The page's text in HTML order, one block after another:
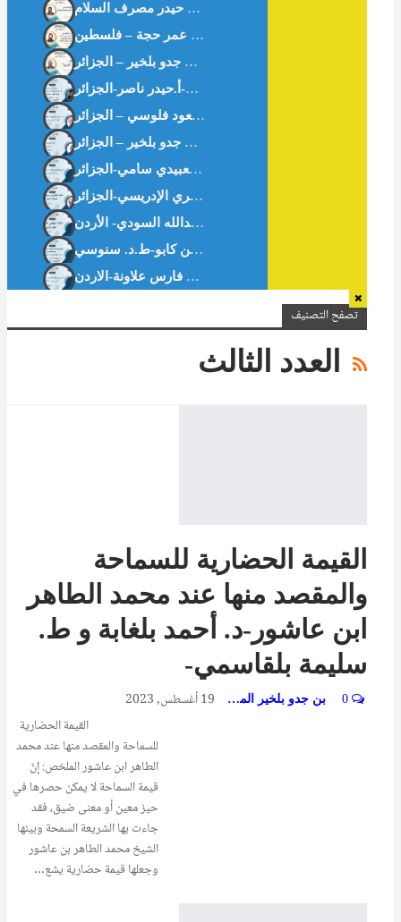
خواطر اقتصادية من “شعب عامر” في موسم الحج الأكبر الأستاذ ناصر حيدر مصرف السلام
ثبت الرسائل والأطروحات الجامعية الجزائرية في الاقتصاد الإسلامي والمالية الإسلامية.د. مسعود فلوسي – الجزائر
الافتتاحية : سُلوان القارئ : يدًا بيد . أ. بن جدو بلخير – الجزائر
تقييم دور النوافذ الإسلامية في البنوك التجارية العمومية الجزائرية-د. مناد خديجة-ط.د. بن كابو-ط.د. سنوسي
تصفح التصنيف
العدد الثالث
القيمة الحضارية للسماحة
والمقصد منها عند محمد الطاهر
ابن عاشور-د. أحمد بلغابة و ط.
سليمة بلقاسمي-
بن جدو بلخير المشرف العام 19 أغسطس, 2023
القيمة الحضارية
للسماحة والمقصد منها عند محمد
الطاهر ابن عاشور الملخص: إنّ
قيمة السماحة لا يمكن حصرها في
حيز معين أو معنى ضيق، فقد
جاءت بها الشريعة السمحة وبينها
الشيخ محمد الطاهر بن عاشور
وجعلها قيمة حضارية يشع…